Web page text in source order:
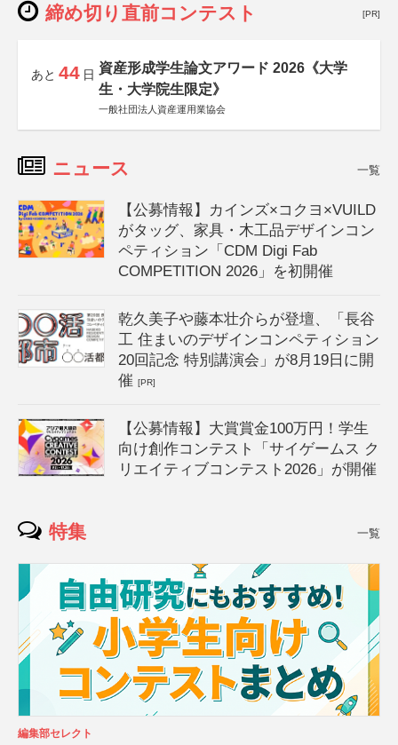
締め切り直前コンテスト [PR]
あと 44 日 資産形成学生論文アワード 2026《大学
生・大学院生限定》
一般社団法人資産運用業協会
ニュース 一覧
【公募情報】カインズ×コクヨ×VUILD
がタッグ、家具・木工品デザインコン
ペティション「CDM Digi Fab
COMPETITION 2026」を初開催
乾久美子や藤本壮介らが登壇、「長谷
工 住まいのデザインコンペティション
20回記念 特別講演会」が8月19日に開
催[PR]
【公募情報】大賞賞金100万円！学生
向け創作コンテスト「サイゲームス ク
リエイティブコンテスト2026」が開催
特集 一覧
編集部セレクト